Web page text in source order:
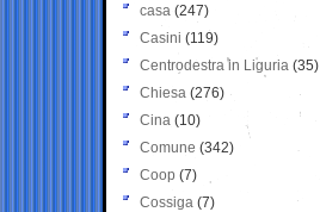
casa (247)
Casini (119)
Centrodestra in Liguria (35)
Chiesa (276)
Cina (10)
Comune (342)
Coop (7)
Cossiga (7)